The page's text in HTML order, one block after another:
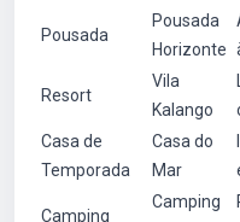
Pousada
Pousada
Horizonte
Resort
Vila
Kalango
Casa de
Temporada
Casa do
Mar
Camping
Camping